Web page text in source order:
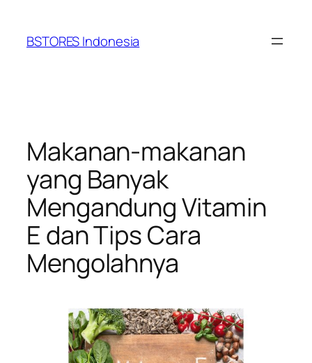
konten
BSTORES Indonesia
Makanan-makanan
yang Banyak
Mengandung Vitamin
E dan Tips Cara
Mengolahnya